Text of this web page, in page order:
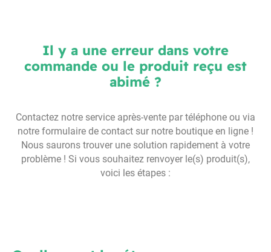
Il y a une erreur dans votre
commande ou le produit reçu est
abimé ?
Contactez notre service après-vente par téléphone ou via
notre formulaire de contact sur notre boutique en ligne !
Nous saurons trouver une solution rapidement à votre
problème ! Si vous souhaitez renvoyer le(s) produit(s),
voici les étapes :